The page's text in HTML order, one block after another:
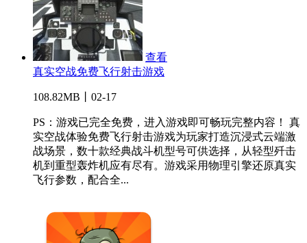
查看
真实空战免费飞行射击游戏
108.82MB丨02-17
PS：游戏已完全免费，进入游戏即可畅玩完整内容！ 真
实空战体验免费飞行射击游戏为玩家打造沉浸式云端激
战场景，数十款经典战斗机型号可供选择，从轻型歼击
机到重型轰炸机应有尽有。游戏采用物理引擎还原真实
飞行参数，配合全...